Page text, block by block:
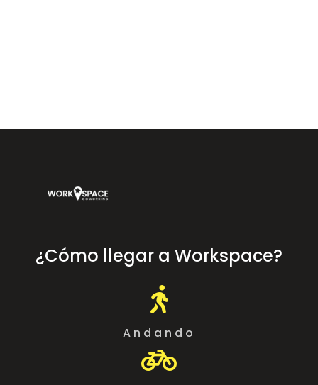
¿Cómo llegar a Workspace?

Andando
